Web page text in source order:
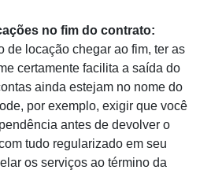
no fim do contrato:
de locação chegar ao fim, ter as
certamente facilita a saída do
ainda estejam no nome do
por exemplo, exigir que você
antes de devolver o
tudo regularizado em seu
os serviços ao término da